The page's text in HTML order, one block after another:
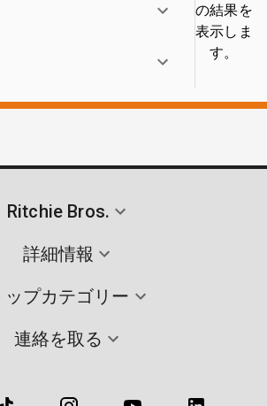
の結果を
表示しま
す。
Ritchie Bros.
詳細情報
ップカテゴリー
連絡を取る